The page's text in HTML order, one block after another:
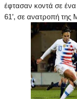
έφτασαν κοντά σε ένα
61’, σε ανατροπή της